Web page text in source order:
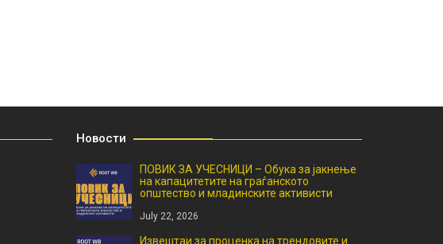
Новости
ПОВИК ЗА УЧЕСНИЦИ – Обука за јакнење
на капацитетите на граѓанското
општество и младинските активисти
July 22, 2026
Извештаи за проценка на трендовите и